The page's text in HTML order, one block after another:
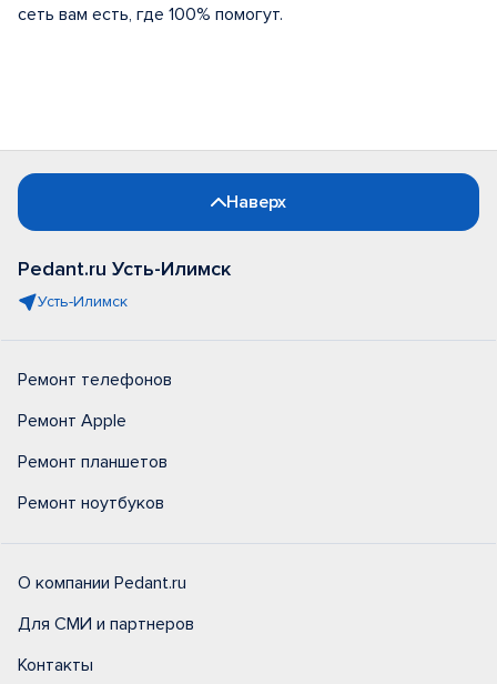
сеть вам есть, где 100% помогут.
Наверх
Pedant.ru Усть-Илимск
Усть-Илимск
Ремонт телефонов
Ремонт Apple
Ремонт планшетов
Ремонт ноутбуков
О компании Pedant.ru
Для СМИ и партнеров
Контакты